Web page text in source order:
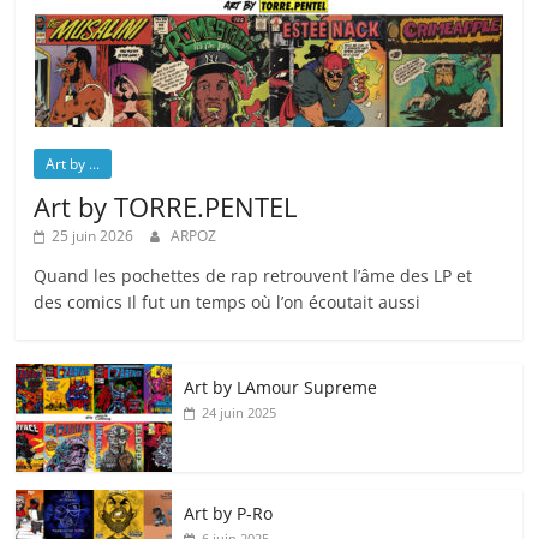
Art by ...
Art by TORRE.PENTEL
25 juin 2026 ARPOZ
Quand les pochettes de rap retrouvent l’âme des LP et
des comics Il fut un temps où l’on écoutait aussi
Art by LAmour Supreme
24 juin 2025
Art by P‑Ro